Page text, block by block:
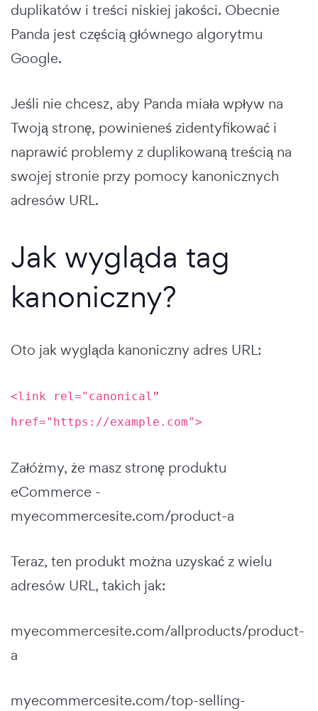
duplikatów i treści niskiej jakości. Obecnie
Panda jest częścią głównego algorytmu
Google.
Jeśli nie chcesz, aby Panda miała wpływ na
Twoją stronę, powinieneś zidentyfikować i
naprawić problemy z duplikowaną treścią na
swojej stronie przy pomocy kanonicznych
adresów URL.
Jak wygląda tag
kanoniczny?
Oto jak wygląda kanoniczny adres URL:
<link rel="canonical”
href="https://example.com">
Załóżmy, że masz stronę produktu
eCommerce -
myecommercesite.com/product-a
Teraz, ten produkt można uzyskać z wielu
adresów URL, takich jak:
myecommercesite.com/allproducts/product-
a
myecommercesite.com/top-selling-